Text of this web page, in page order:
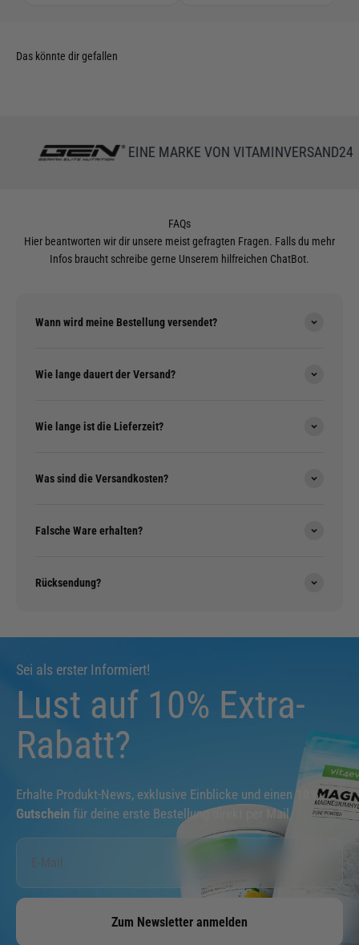
EINE MARKE VON VITAMINVERSAND24
FAQs
Hier beantworten wir dir unsere meist gefragten Fragen. Falls du mehr
Infos braucht schreibe gerne Unserem hilfreichen ChatBot.
Wann wird meine Bestellung versendet?
Wie lange dauert der Versand?
Wie lange ist die Lieferzeit?
Was sind die Versandkosten?
Falsche Ware erhalten?
Rücksendung?
Sei als erster Informiert!
Lust auf 10% Extra-
Rabatt?
Erhalte Produkt-News, exklusive Einblicke und einen 10%
Gutschein für deine erste Bestellung direkt per Mail.
Zum Newsletter anmelden